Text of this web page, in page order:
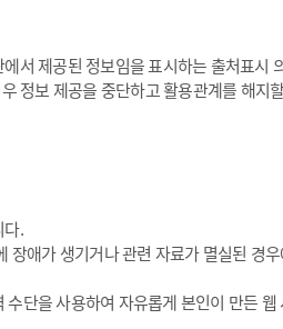
서 제공된 정보임을 표시하는 출처표시
정보 제공을 중단하고 활용관계를 해지
다.
애가 생기거나 관련 자료가 멸실된 경
단을 사용하여 자유롭게 본인이 만든